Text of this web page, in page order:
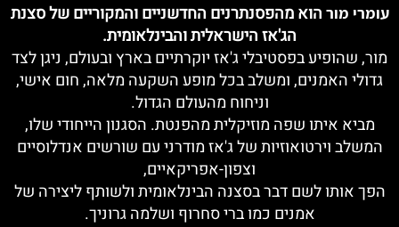
עומרי מור הוא מהפסנתרנים החדשניים והמקוריים של סצנת
הג'אז הישראלית והבינלאומית.
מור, שהופיע בפסטיבלי ג'אז יוקרתיים בארץ ובעולם, ניגן לצד
גדולי האמנים, ומשלב בכל מופע השקעה מלאה, חום אישי,
וניחוח מהעולם הגדול.
מביא איתו שפה מוזיקלית מהפנטת. הסגנון הייחודי שלו,
המשלב וירטואוזיות של ג'אז מודרני עם שורשים אנדלוסיים
וצפון-אפריקאיים,
הפך אותו לשם דבר בסצנה הבינלאומית ולשותף ליצירה של
אמנים כמו ברי סחרוף ושלמה גרוניך.